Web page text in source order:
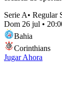
Serie A• Regular
Dom 26 jul •
Bahia
Corinthians
Jugar Ahora